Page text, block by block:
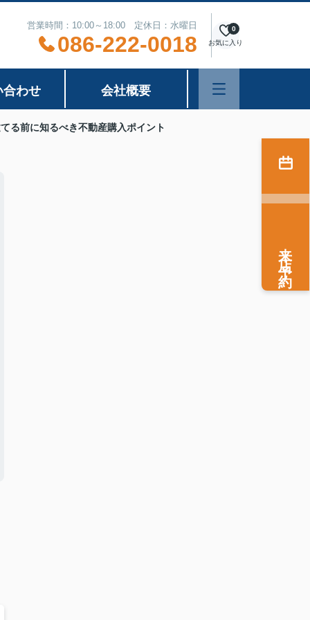
営業時間：10:00～18:00 定休日：水曜日
086-222-0018 お気に入り
0
合わせ 会社概要
る前に知るべき不動産購入ポイント
来店予約